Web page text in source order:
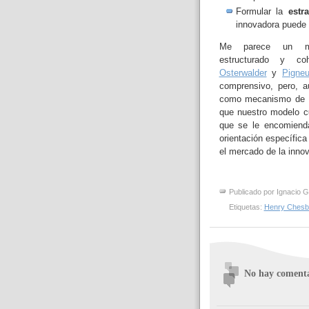
Formular la
innovadora
Me parece un
estructurado y
Osterwaldery
comprensivo, pero,
como mecanismo
que nuestro modelo
que se le
orientación
el mercado de la
Publicado por Ignacio
Etiquetas: Henry
No hay